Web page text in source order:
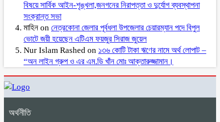
বিষয়ে সার্বিক আইন-শৃঙ্খলা,জনগনের নিরাপত্তা ও দুর্যোগ ব্যবস্থাপনা
সংক্রান্ত সভা
মাহিন on নেত্রকোনা জেলার পূর্বধলা উপজেলার চেয়ারম্যান পদে বিপুল
ভোটে জয়ী হয়েছেন এটিএম ফয়জুর সিরাজ জুয়েল
Nur Islam Rashed on ১৩৬ কোটি টাকা ঋণের নামে অর্থ লোপাট –
“অন লাইন গ্রুপ ও এর এম.ডি খাঁন মোঃ আক্তারুজ্জামান।
অর্থনীতি